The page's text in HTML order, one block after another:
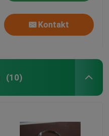
Kontakt
(10)